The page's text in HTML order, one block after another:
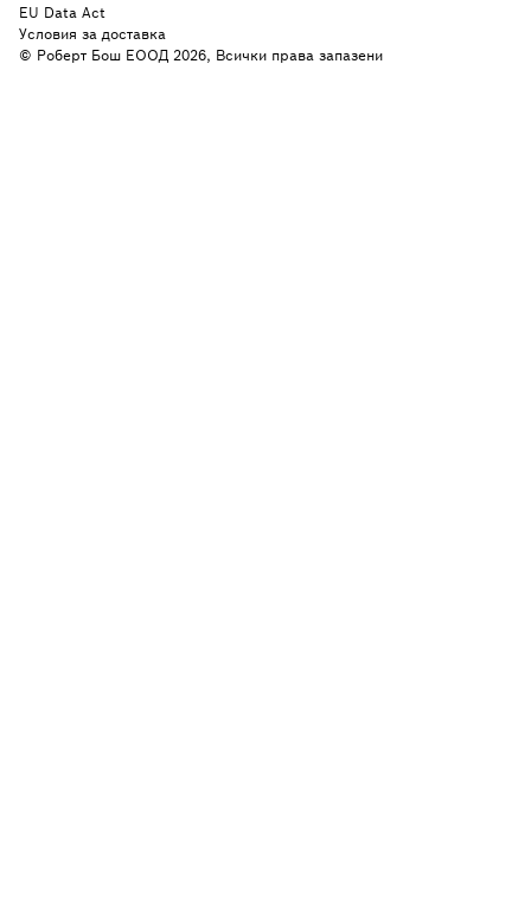
© Роберт Бош ЕООД 2026, Всички права запазени
EU Data Act
Условия за доставка